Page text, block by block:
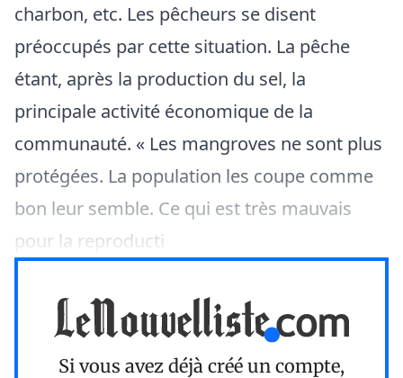
charbon, etc. Les pêcheurs se disent
préoccupés par cette situation. La pêche
étant, après la production du sel, la
principale activité économique de la
communauté. « Les mangroves ne sont plus
protégées. La population les coupe comme
bon leur semble. Ce qui est très mauvais
pour la reproducti
Si vous avez déjà créé un compte,